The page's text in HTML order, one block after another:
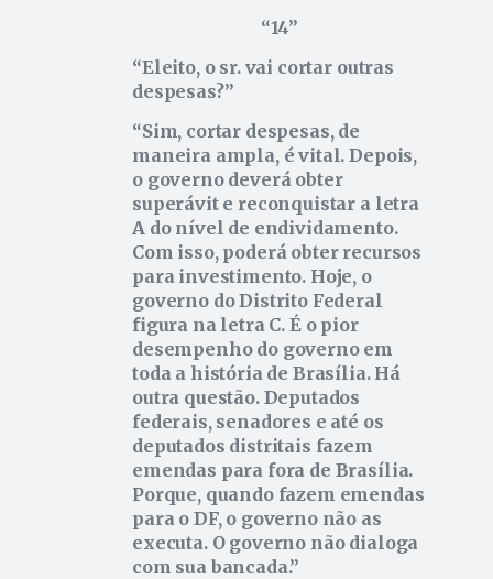
14
Eleito, o sr. vai cortar outras
despesas?
Sim, cortar despesas, de
maneira ampla, é vital. Depois,
o governo deverá obter
superávit e reconquistar a letra
A do nível de endividamento.
Com isso, poderá obter recursos
para investimento. Hoje, o
governo do Distrito Federal
figura na letra C. É o pior
desempenho do governo em
toda a história de Brasília. Há
outra questão. Deputados
federais, senadores e até os
deputados distritais fazem
emendas para fora de Brasília.
Porque, quando fazem emendas
para o DF, o governo não as
executa. O governo não dialoga
com sua bancada.